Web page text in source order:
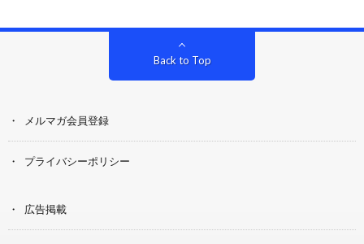
Back to Top
メルマガ会員登録
プライバシーポリシー
広告掲載